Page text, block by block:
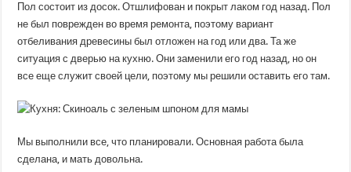
Пол состоит из досок. Отшлифован и покрыт лаком год назад. Пол
не был поврежден во время ремонта, поэтому вариант
отбеливания древесины был отложен на год или два. Та же
ситуация с дверью на кухню. Они заменили его год назад, но он
все еще служит своей цели, поэтому мы решили оставить его там.
Мы выполнили все, что планировали. Основная работа была
сделана, и мать довольна.